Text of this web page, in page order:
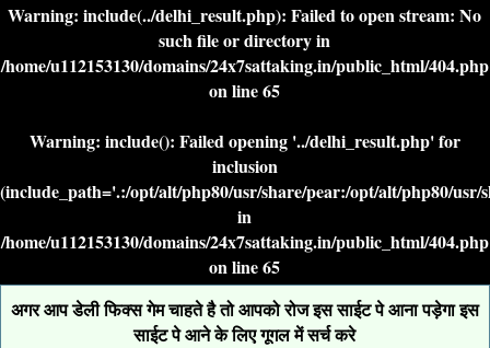
Warning: include(../delhi_result.php): Failed to open stream: No
such file or directory in
/home/u112153130/domains/24x7sattaking.in/public_html/404.php
on line65
Warning: include(): Failed opening '../delhi_result.php' for
inclusion
(include_path='.:/opt/alt/php80/usr/share/pear:/opt/alt/php80/
in
/home/u112153130/domains/24x7sattaking.in/public_html/404.php
on line65
अगर आप डेली फिक्स गेम चाहते है तो आपको रोज इस साईट पे आना पड़ेगा इस
साईट पे आने के लिए गूगल में सर्च करे